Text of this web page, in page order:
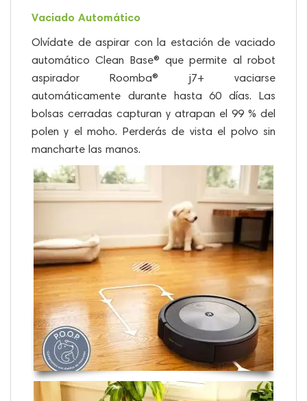
Vaciado Automático
Olvídate de aspirar con la estación de vaciado
automático Clean Base® que permite al robot
aspirador Roomba® j7+ vaciarse
automáticamente durante hasta 60 días. Las
bolsas cerradas capturan y atrapan el 99 % del
polen y el moho. Perderás de vista el polvo sin
mancharte las manos.